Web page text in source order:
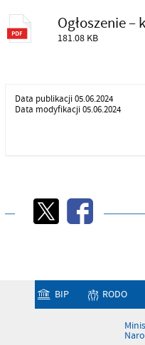
Ogłoszenie
181.08 KB
Data publikacji 05.06.2024
Data modyfikacji 05.06.2024
BIP RODO